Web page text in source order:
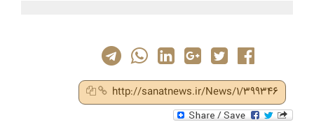
http://sanatnews.ir/News/1/399346